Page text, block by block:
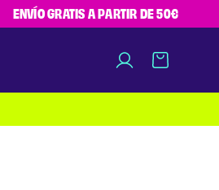
ENVÍO GRATIS A PARTIR DE 50€